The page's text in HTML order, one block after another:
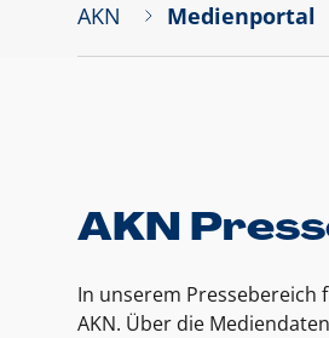
AKN Medienportal
AKN
In unserem
AKN. Über die